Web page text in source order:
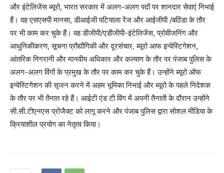
और इंटेलिजेंस ब्यूरो, भारत सरकार में अलग-अलग पदों पर शानदार सेवाएं निभाई
हैं। वह एसएसपी मानसा, डीआईजी पटियाला रेंज और आईजीपी /बठिंडा के तौर
पर भी काम कर चुके हैं। वह डीजीपी/एडीजीपी-इंटेलिजेंस, प्रोवीजनिंग और
आधुनिकीकरण, सूचना प्रौद्यौगिकी और दूरसंचार, ब्यूरो आफ इन्वेस्टिगेशन,
आंतरिक निगरानी और मानवीय अधिकार और कल्याण के तौर पर पंजाब पुलिस के
अलग-अलग विंगों के प्रमुख के तौर पर काम कर चुके हैं। उन्होंने ब्यूरो ऑफ
इन्वेस्टिगेशन की सृजन करने में अहम भूमिका निभाई और ब्यूरो के पहले निदेशक
के तौर पर भी तैनात रहे हैं। आईटी एंड टी विंग में अपनी तैनाती के दौरान उन्होंने
सी.सी.टीएनएस प्रोजैक्ट को लागू करने और पंजाब पुलिस द्वारा सोशल मीडिया के
क्रियाशील प्रयोग का नेतृत्व किया।